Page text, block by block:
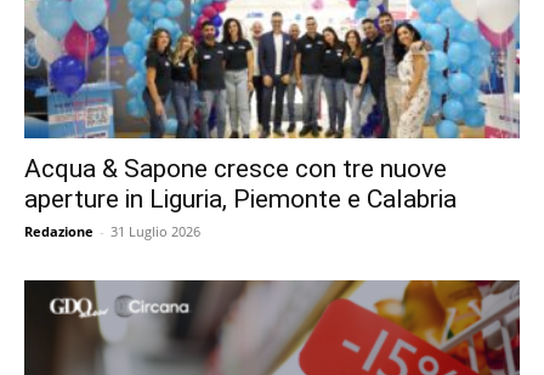
Acqua & Sapone cresce con tre nuove
aperture in Liguria, Piemonte e Calabria
Redazione - 31 Luglio 2026